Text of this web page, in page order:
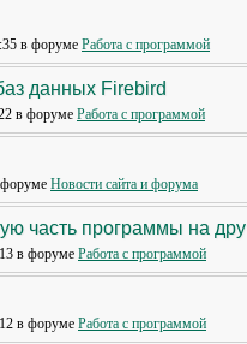
в форуме Работа с программой
данных Firebird
в форуме Работа с программой
Новости сайта и форума
часть программы на
в форуме Работа с программой
в форуме Работа с программой